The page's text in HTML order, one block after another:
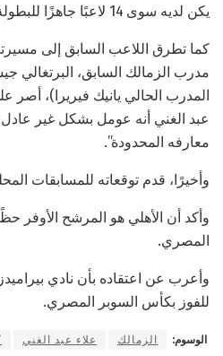
يكن لديه سوى 14 لاعبًا جاهزًا للبطولة القارية.
كما تطرق اللاعب السابق إلى
مدرب الزمالك السابق، البرتغالي
المدرب الحالي يانيك فيريرا)، أصر
عبد الغني أنه عومل بشكل غير
معارفه المحدودة”.
وأخيرًا، قدم توقعاته للمسابقات
وأكد أن الأهلي هو المرشح الأوفر
المصري.
وأعرب عن اعتقاده بأن نادي
للفوز بكأس السوبر المصري.
الوسوم: الزمالك علاء عبد الغني